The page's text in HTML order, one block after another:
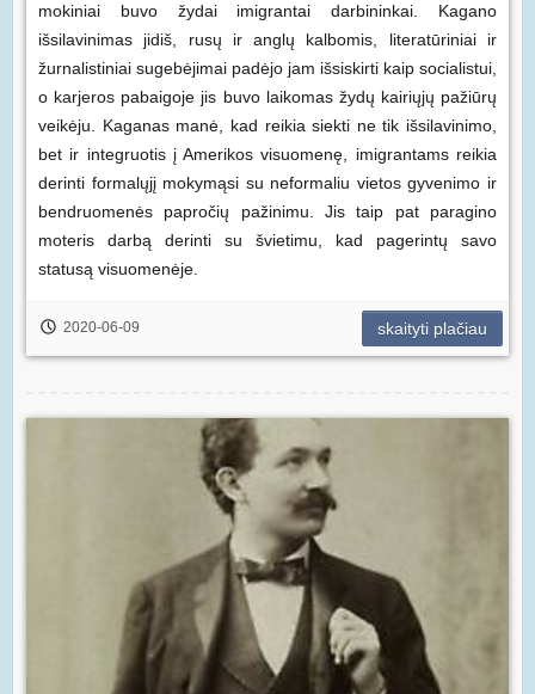
mokiniai buvo žydai imigrantai darbininkai. Kagano
išsilavinimas jidiš, rusų ir anglų kalbomis, literatūriniai ir
žurnalistiniai sugebėjimai padėjo jam išsiskirti kaip socialistui,
o karjeros pabaigoje jis buvo laikomas žydų kairiųjų pažiūrų
veikėju. Kaganas manė, kad reikia siekti ne tik išsilavinimo,
bet ir integruotis į Amerikos visuomenę, imigrantams reikia
derinti formalųjį mokymąsi su neformaliu vietos gyvenimo ir
bendruomenės papročių pažinimu. Jis taip pat paragino
moteris darbą derinti su švietimu, kad pagerintų savo
statusą visuomenėje.
2020-06-09 skaityti plačiau